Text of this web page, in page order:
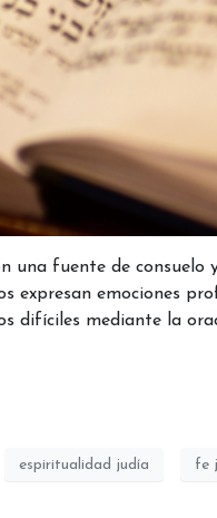
una fuente de
expresan emociones
difíciles mediante la
espiritualidad judía fe